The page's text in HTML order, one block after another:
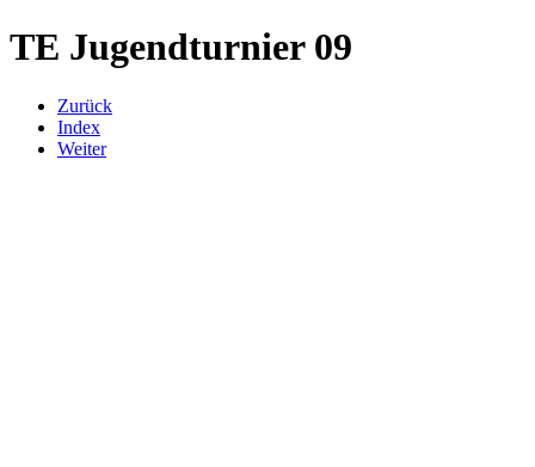
TE Jugendturnier 09
Zurück
Index
Weiter